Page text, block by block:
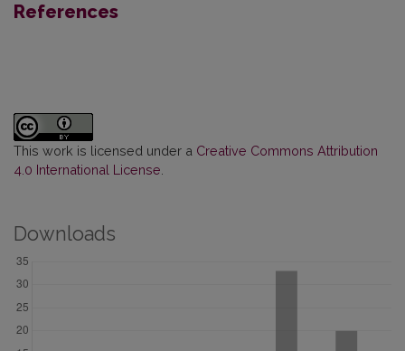
References
This work is licensed under a Creative Commons Attribution
4.0 International License.
Downloads